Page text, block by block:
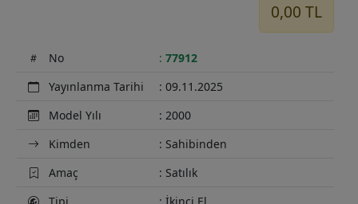
0,00 TL
No : 77912
Yayınlanma Tarihi
: 09.11.2025
Model Yılı
: 2000
Kimden
: Sahibinden
Amaç
: Satılık